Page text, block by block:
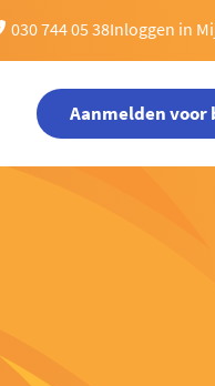
030 744 05 38Inloggen in
Aanmelden voor